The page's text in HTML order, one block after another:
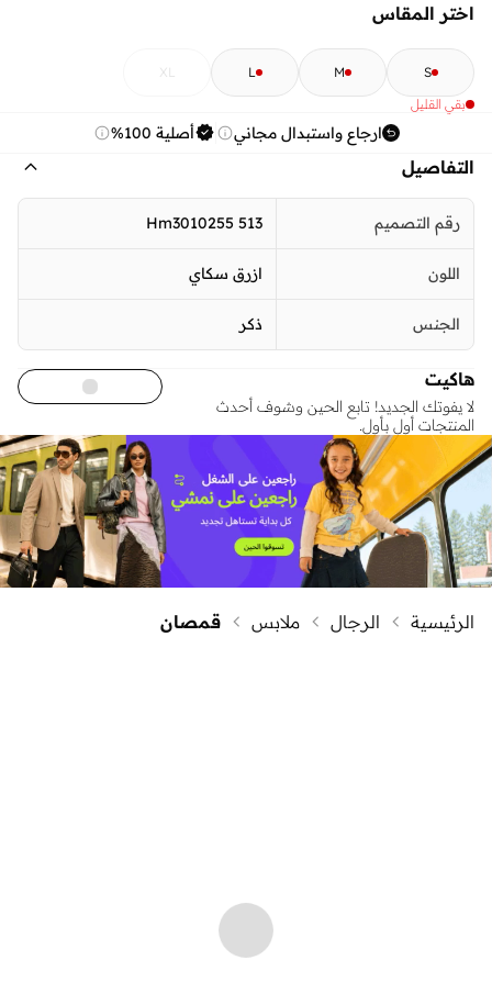
اختر المقاس
S
M
L
XL
بقي القليل
ارجاع واستبدال مجاني أصلية 100%
التفاصيل
رقم التصميم Hm3010255 513
اللون ازرق سكاي
الجنس ذكر
هاكيت
لا يفوتك الجديد! تابع الحين وشوف أحدث
المنتجات أول بأول.
الرئيسية الرجال ملابس قمصان